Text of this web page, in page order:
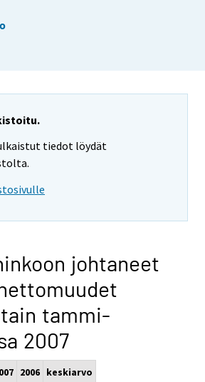
tiedot löydät
johtaneet
tammi-
2007
2006 keskiarvo